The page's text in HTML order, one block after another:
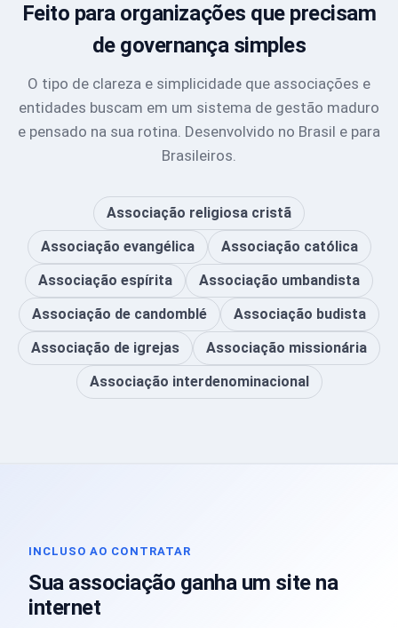
Feito para organizações que precisam
de governança simples
O tipo de clareza e simplicidade que associações e
entidades buscam em um sistema de gestão maduro
e pensado na sua rotina. Desenvolvido no Brasil e para
Brasileiros.
Associação religiosa cristã
Associação evangélica
Associação católica
Associação espírita
Associação umbandista
Associação de candomblé
Associação budista
Associação de igrejas
Associação missionária
Associação interdenominacional
INCLUSO AO CONTRATAR
Sua associação ganha um site na
internet